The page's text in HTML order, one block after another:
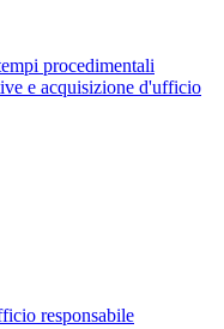
procedimentali
e acquisizione d'ufficio
responsabile